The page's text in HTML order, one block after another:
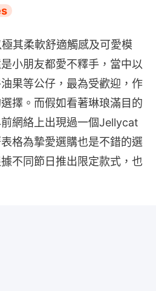
其柔軟舒適觸感及可愛模
小朋友都愛不釋手，當中以
果等公仔，最為受歡迎，作
擇。而假如看著琳琅滿目的
網絡上出現過一個Jellycat
格為摯愛選購也是不錯的選
不同節日推出限定款式，也